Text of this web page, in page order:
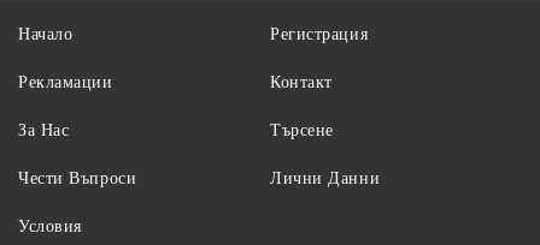
Начало
Рекламации
За Нас
Чести Въпроси
Регистрация
Контакт
Търсене
Лични Данни
Условия